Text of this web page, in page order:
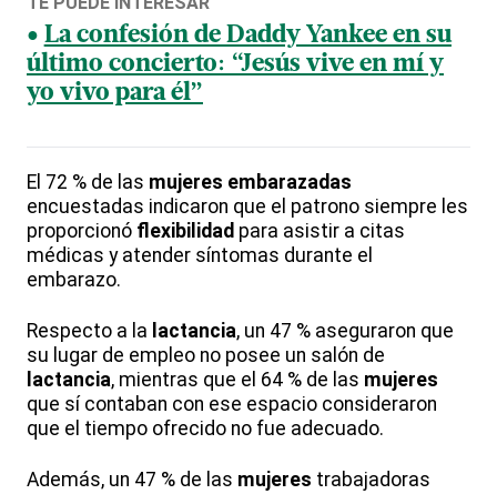
La confesión de Daddy Yankee en su
último concierto: “Jesús vive en mí y
yo vivo para él”
El 72 % de las mujeres embarazadas
encuestadas indicaron que el patrono siempre les
proporcionó flexibilidad para asistir a citas
médicas y atender síntomas durante el
embarazo.
Respecto a la lactancia, un 47 % aseguraron que
su lugar de empleo no posee un salón de
lactancia, mientras que el 64 % de las mujeres
que sí contaban con ese espacio consideraron
que el tiempo ofrecido no fue adecuado.
Además, un 47 % de las mujeres trabajadoras